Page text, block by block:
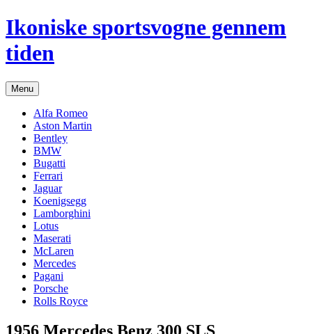
Hop
til
indhold
Ikoniske sportsvogne gennem
tiden
Menu
Alfa Romeo
Aston Martin
Bentley
BMW
Bugatti
Ferrari
Jaguar
Koenigsegg
Lamborghini
Lotus
Maserati
McLaren
Mercedes
Pagani
Porsche
Rolls Royce
1956 Mercedes Benz 300 SLS